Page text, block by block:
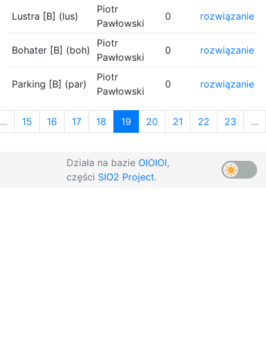
Lustra [B] (lus)
Piotr
Pawłowski
0 rozwiązanie
Bohater [B] (boh)
Piotr
Pawłowski
0 rozwiązanie
Parking [B] (par)
Piotr
Pawłowski
0 rozwiązanie
... 15 16 17 18 19 20 21 22 23 ...
Działa na bazie OIOIOI,
części SIO2 Project.